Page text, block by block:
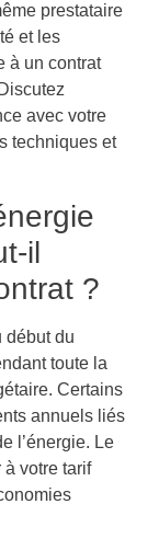
prestataire
et les
à un contrat
avec votre
techniques et
il
?
début du
toute la
Certains
annuels liés
l’énergie. Le
votre tarif